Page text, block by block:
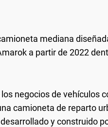
mediana
a partir de 2022
negocios de vehículos
camioneta de reparto
y construido